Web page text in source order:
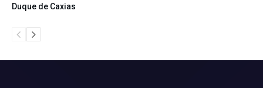
Duque de Caxias